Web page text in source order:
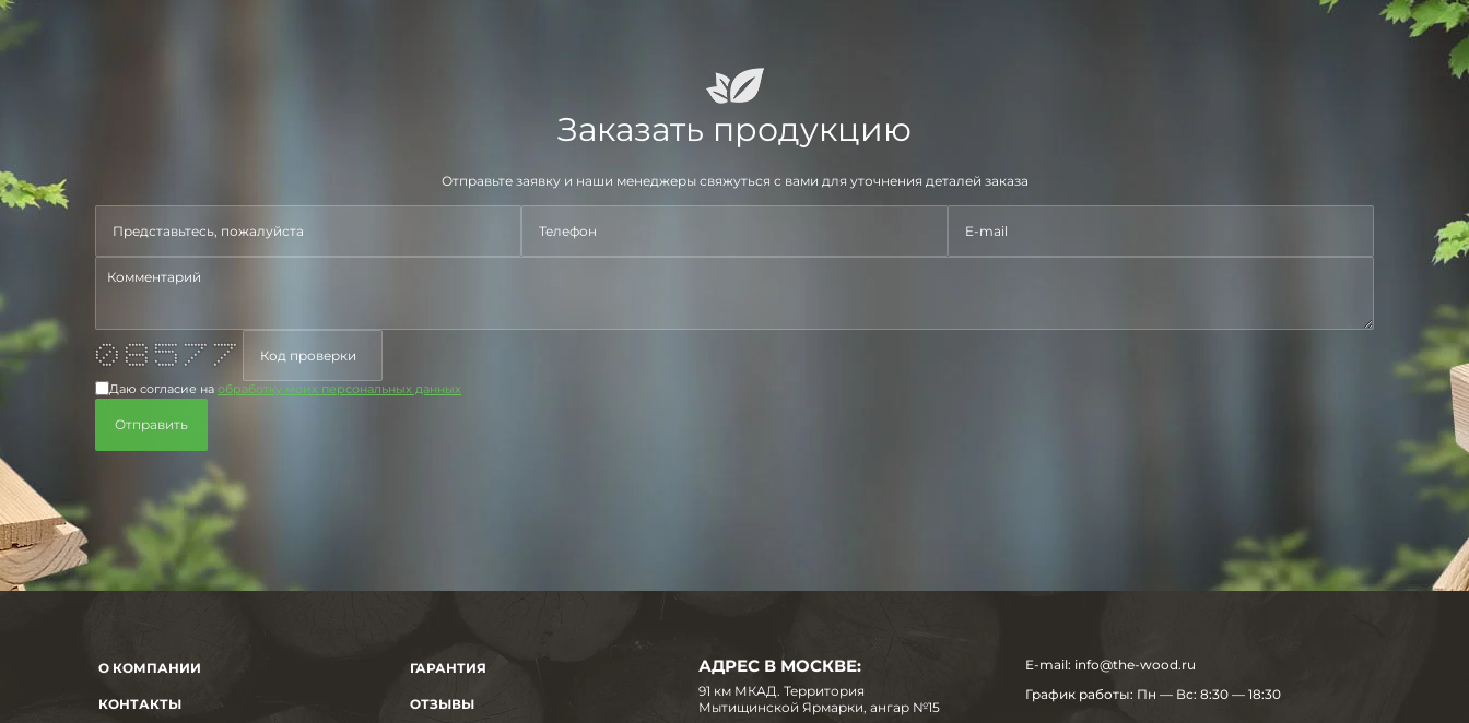
Заказать продукцию
Отправьте заявку и наши менеджеры свяжуться с вами для уточнения деталей заказа
*** ***** ******* ******* *******
* * * * * * *
* * * * * ****** * *
* * * ***** * * *
* * * * * * * *
* * * * * * * *
*** ***** ***** * *
Даю согласие на обработку моих персональных данных
О КОМПАНИИ
КОНТАКТЫ
ГАРАНТИЯ
ОТЗЫВЫ
АДРЕС В МОСКВЕ:
91 км МКАД. Территория
Мытищинской Ярмарки, ангар №15
E-mail: info@the-wood.ru
График работы: Пн — Вс: 8:30 — 18:30